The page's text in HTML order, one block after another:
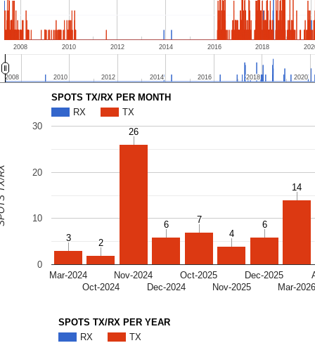
2008 2010 2012 2014 2016 2018
2008
2008 2010
2010 2012
2012 2014
2014 2016
2016 2018
2018 2020
2020
SPOTS TX/RX PER MONTH
RX
TX
Mar-2024
Oct-2024
Nov-2024
Dec-2024
Oct-2025
Nov-2025
Dec-2025
Mar-2026
0
10
20
30
3
3 2
2
26
26
6
6 7
7
4
4
6
6
14
14
RX
SPOTS TX/RX PER YEAR
RX
TX